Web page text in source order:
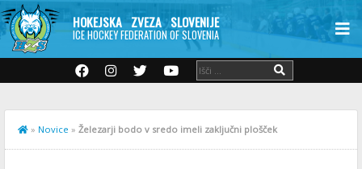
HOKEJSKA ZVEZA SLOVENIJE
ICE HOCKEY FEDERATION OF SLOVENIA
» Novice » Železarji bodo v sredo imeli zaključni plošček